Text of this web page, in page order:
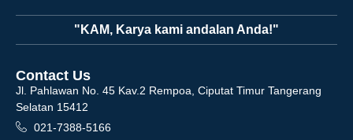
"KAM, Karya kami andalan Anda!"
Contact Us
Jl. Pahlawan No. 45 Kav.2 Rempoa, Ciputat Timur Tangerang
Selatan 15412
021-7388-5166